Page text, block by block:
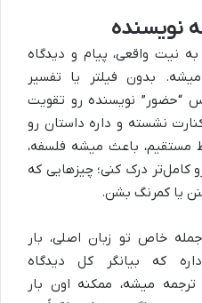
نویسنده
نیت واقعی، پیام و دیدگاه
بدون فیلتر یا تفسیر
“حضور” نویسنده رو تقویت
نشسته و داره داستان رو
مستقیم، باعث میشه فلسفه،
کامل‌تر درک کنی؛ چیزهایی که
یا کمرنگ بشن.
خاص تو زبان اصلی، بار
که بیانگر کل دیدگاه
میشه، ممکنه اون بار